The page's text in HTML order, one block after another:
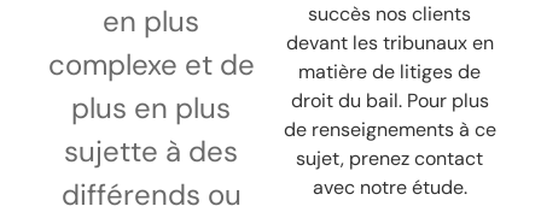
en plus
complexe et de
plus en plus
sujette à des
différends ou
succès nos clients
devant les tribunaux en
matière de litiges de
droit du bail. Pour plus
de renseignements à ce
sujet, prenez contact
avec notre étude.